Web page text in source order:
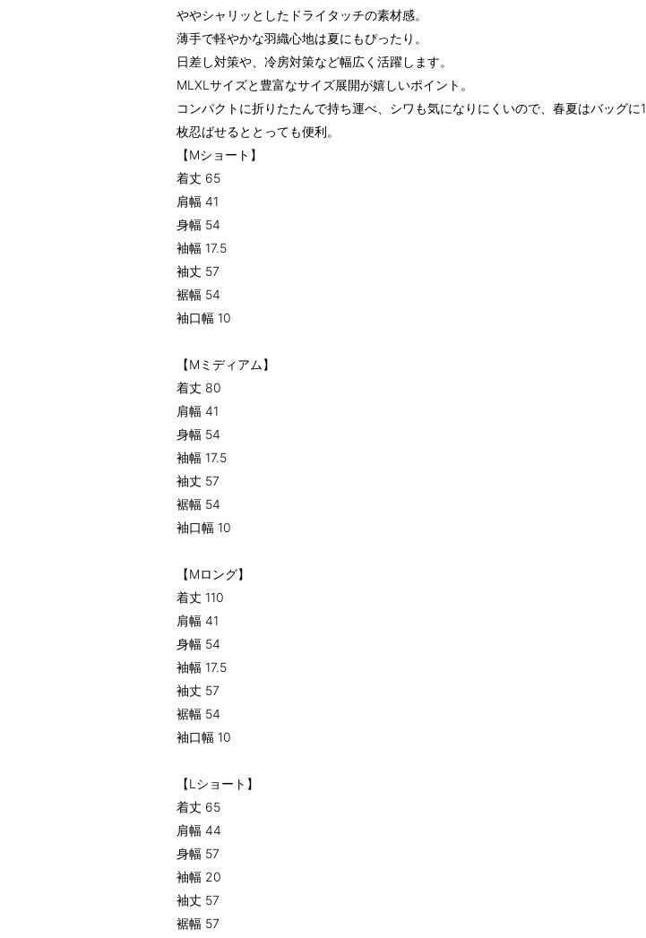
ややシャリッとしたドライタッチの素材感。
薄手で軽やかな羽織心地は夏にもぴったり。
日差し対策や、冷房対策など幅広く活躍します。
MLXLサイズと豊富なサイズ展開が嬉しいポイント。
コンパクトに折りたたんで持ち運べ、シワも気になりにくいので、春夏はバッグに1
枚忍ばせるととっても便利。
【Mショート】
着丈 65
肩幅 41
身幅 54
袖幅 17.5
袖丈 57
裾幅 54
袖口幅 10
【Mミディアム】
着丈 80
肩幅 41
身幅 54
袖幅 17.5
袖丈 57
裾幅 54
袖口幅 10
【Mロング】
着丈 110
肩幅 41
身幅 54
袖幅 17.5
袖丈 57
裾幅 54
袖口幅 10
【Lショート】
着丈 65
肩幅 44
身幅 57
袖幅 20
袖丈 57
裾幅 57